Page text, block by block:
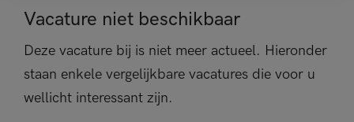
Vacature niet beschikbaar
Deze vacature bij is niet meer actueel. Hieronder
staan enkele vergelijkbare vacatures die voor u
wellicht interessant zijn.